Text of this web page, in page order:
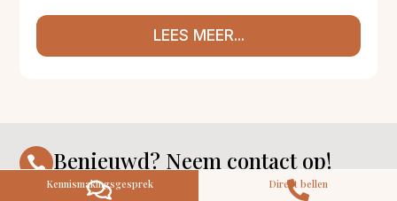
LEES MEER...
 Benieuwd? Neem contact op!
Zorg op maat
Persoonlijke zorgplan

Kennismakingsgesprek 
Direct bellen